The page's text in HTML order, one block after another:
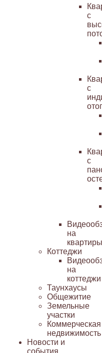
с
с
с
на
квартиры
Коттеджи
на
коттеджи
Таунхаусы
Общежитие
Земельные
участки
Коммерческая
недвижимость
Новости и
события